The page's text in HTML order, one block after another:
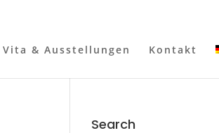
Vita & Ausstellungen Kontakt
Search